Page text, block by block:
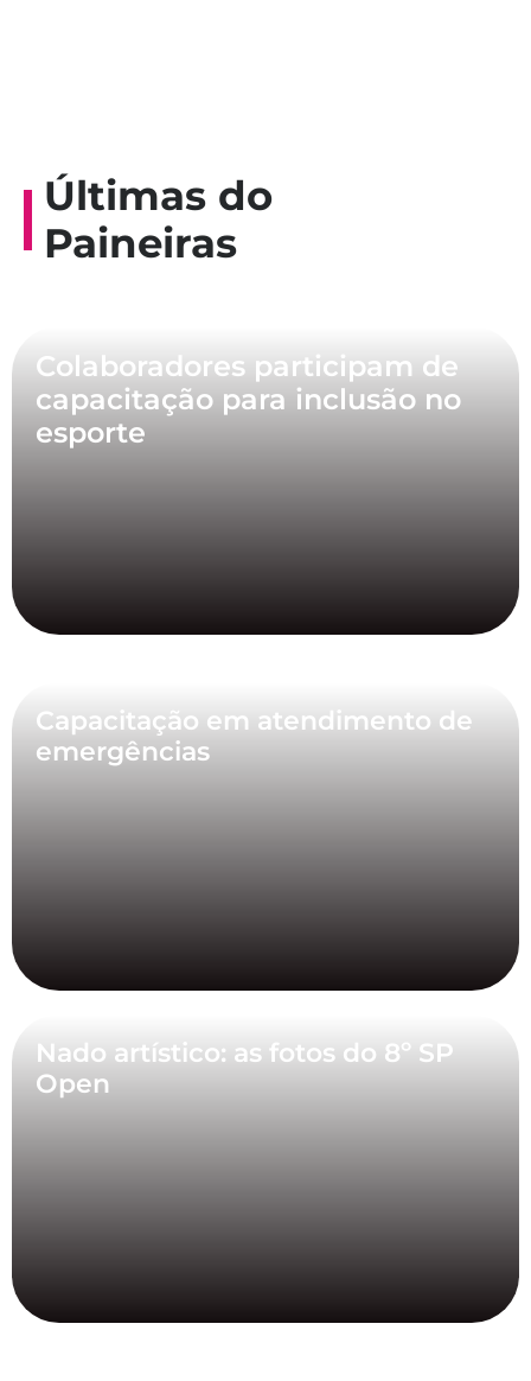
Últimas do
Paineiras
Colaboradores participam de
capacitação para inclusão no
esporte
Capacitação em atendimento de
emergências
Nado artístico: as fotos do 8º SP
Open